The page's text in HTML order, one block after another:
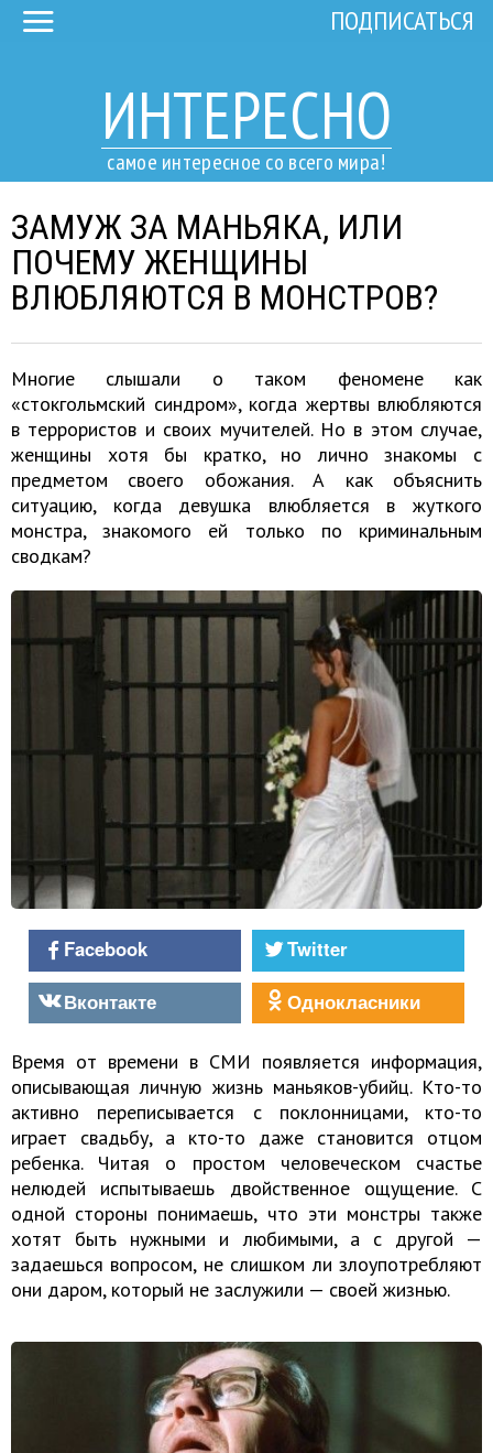
ИНТЕРЕСНО
самое интересное со всего мира!
ПОДПИСАТЬСЯ
ЗАМУЖ ЗА МАНЬЯКА, ИЛИ
ПОЧЕМУ ЖЕНЩИНЫ
ВЛЮБЛЯЮТСЯ В МОНСТРОВ?
Многие слышали о таком феномене как
«стокгольмский синдром», когда жертвы влюбляются
в террористов и своих мучителей. Но в этом случае,
женщины хотя бы кратко, но лично знакомы с
предметом своего обожания. А как объяснить
ситуацию, когда девушка влюбляется в жуткого
монстра, знакомого ей только по криминальным
сводкам?
Facebook
Twitter
Вконтакте
Однокласники
Время от времени в СМИ появляется информация,
описывающая личную жизнь маньяков-убийц. Кто-то
активно переписывается с поклонницами, кто-то
играет свадьбу, а кто-то даже становится отцом
ребенка. Читая о простом человеческом счастье
нелюдей испытываешь двойственное ощущение. С
одной стороны понимаешь, что эти монстры также
хотят быть нужными и любимыми, а с другой —
задаешься вопросом, не слишком ли злоупотребляют
они даром, который не заслужили — своей жизнью.